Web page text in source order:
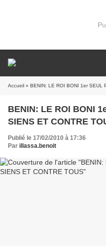
Accueil » BENIN: LE ROI BONI 1er SEUL
BENIN: LE ROI BONI
SIENS ET CONTRE
Publié le 17/02/2010 à 17:36
Par illassa.benoit